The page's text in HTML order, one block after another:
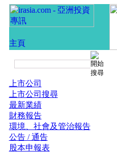
上市公司
上市公司搜尋
最新業績
財務報告
環境、社會及管治報告
公告 / 通告
股本申報表